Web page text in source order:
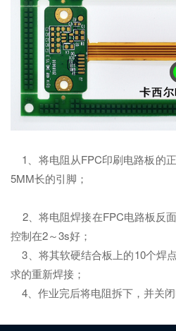
1、将电阻从FPC印刷电路板的
5MM长的引脚；
2、将电阻焊接在FPC电路板反
控制在2～3s好；
3、将其软硬结合板上的10个焊
求的重新焊接；
4、作业完后将电阻拆下，并关闭